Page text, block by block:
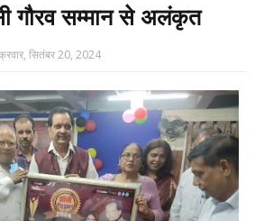
गौरव सम्मान से अलंकृत
सितंबर 20, 2024